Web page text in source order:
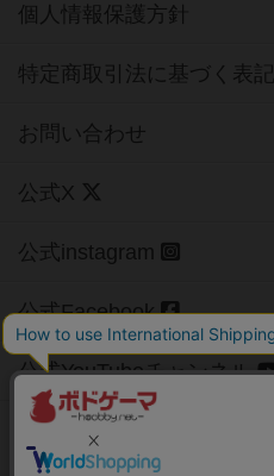
個人情報保護方針
特定商取引法に基づく表記
お問い合わせ
公式X
公式instagram
公式Facebook
公式YouTubeチャンネル